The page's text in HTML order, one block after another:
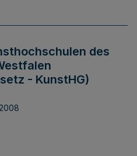
des
- KunstHG)